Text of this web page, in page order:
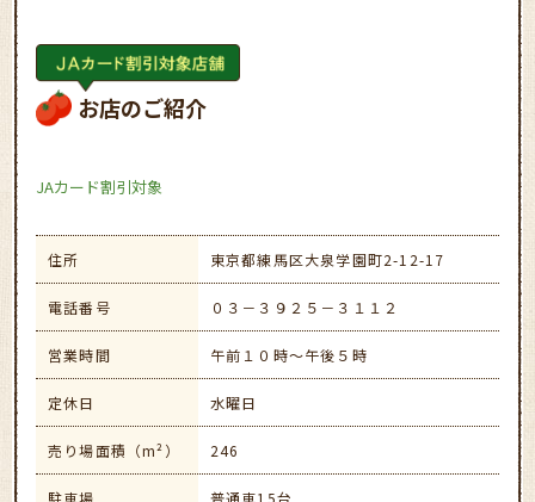
お店のご紹介
JAカード割引対象
住所 東京都練馬区大泉学園町2-12-17
電話番号 ０３－３９２５－３１１２
営業時間 午前１０時～午後５時
定休日 水曜日
売り場面積（m²） 246